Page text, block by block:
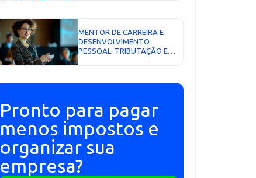
MENTOR DE CARREIRA E
DESENVOLVIMENTO
PESSOAL: TRIBUTAÇÃO E
LIMITES DE ATUAÇÃO...
Pronto para pagar
menos impostos e
organizar sua
empresa?